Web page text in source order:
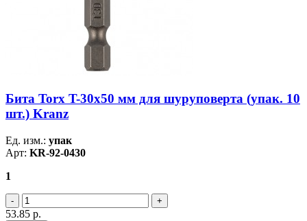
Бита Torx T-30х50 мм для шуруповерта (упак. 10
шт.) Kranz
Ед. изм.: упак
Арт: KR-92-0430
1
53.85 р.